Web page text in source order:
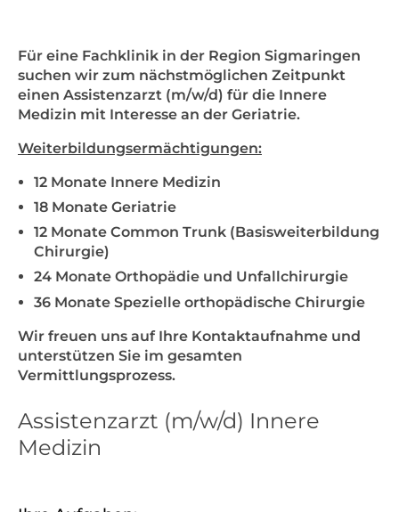
Für eine Fachklinik in der Region Sigmaringen
suchen wir zum nächstmöglichen Zeitpunkt
einen Assistenzarzt (m/w/d) für die Innere
Medizin mit Interesse an der Geriatrie.
Weiterbildungsermächtigungen:
12 Monate Innere Medizin
18 Monate Geriatrie
12 Monate Common Trunk (Basisweiterbildung
Chirurgie)
24 Monate Orthopädie und Unfallchirurgie
36 Monate Spezielle orthopädische Chirurgie
Wir freuen uns auf Ihre Kontaktaufnahme und
unterstützen Sie im gesamten
Vermittlungsprozess.
Assistenzarzt (m/w/d) Innere
Medizin